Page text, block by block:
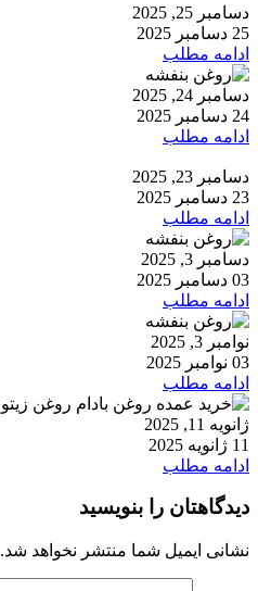
دسامبر 25, 2025
25 دسامبر 2025
ادامه مطلب
دسامبر 24, 2025
24 دسامبر 2025
ادامه مطلب
دسامبر 23, 2025
23 دسامبر 2025
ادامه مطلب
دسامبر 3, 2025
03 دسامبر 2025
ادامه مطلب
نوامبر 3, 2025
03 نوامبر 2025
ادامه مطلب
ژانویه 11, 2025
11 ژانویه 2025
ادامه مطلب
دیدگاهتان را بنویسید
نشانی ایمیل شما منتشر نخواهد شد.